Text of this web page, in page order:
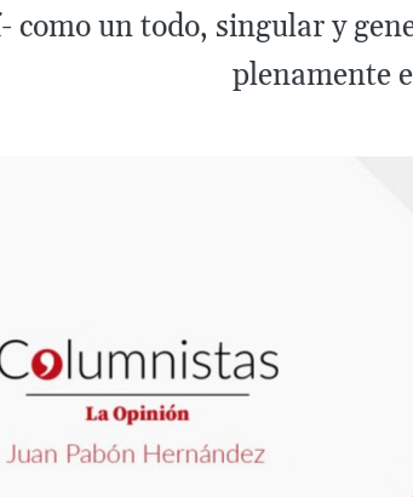
como un todo, singular y
plenamente